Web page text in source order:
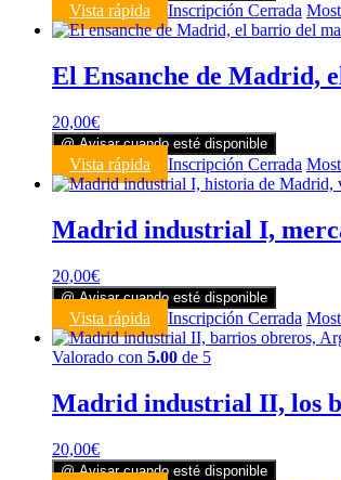
Vista rápida Inscripción Cerrada
El Ensanche de Madrid,
20,00€
@ Avisar cuando esté disponible
Vista rápida Inscripción Cerrada
Madrid industrial I,
20,00€
@ Avisar cuando esté disponible
Vista rápida Inscripción Cerrada
Valorado con 5.00 de 5
Madrid industrial II, los
20,00€
@ Avisar cuando esté disponible